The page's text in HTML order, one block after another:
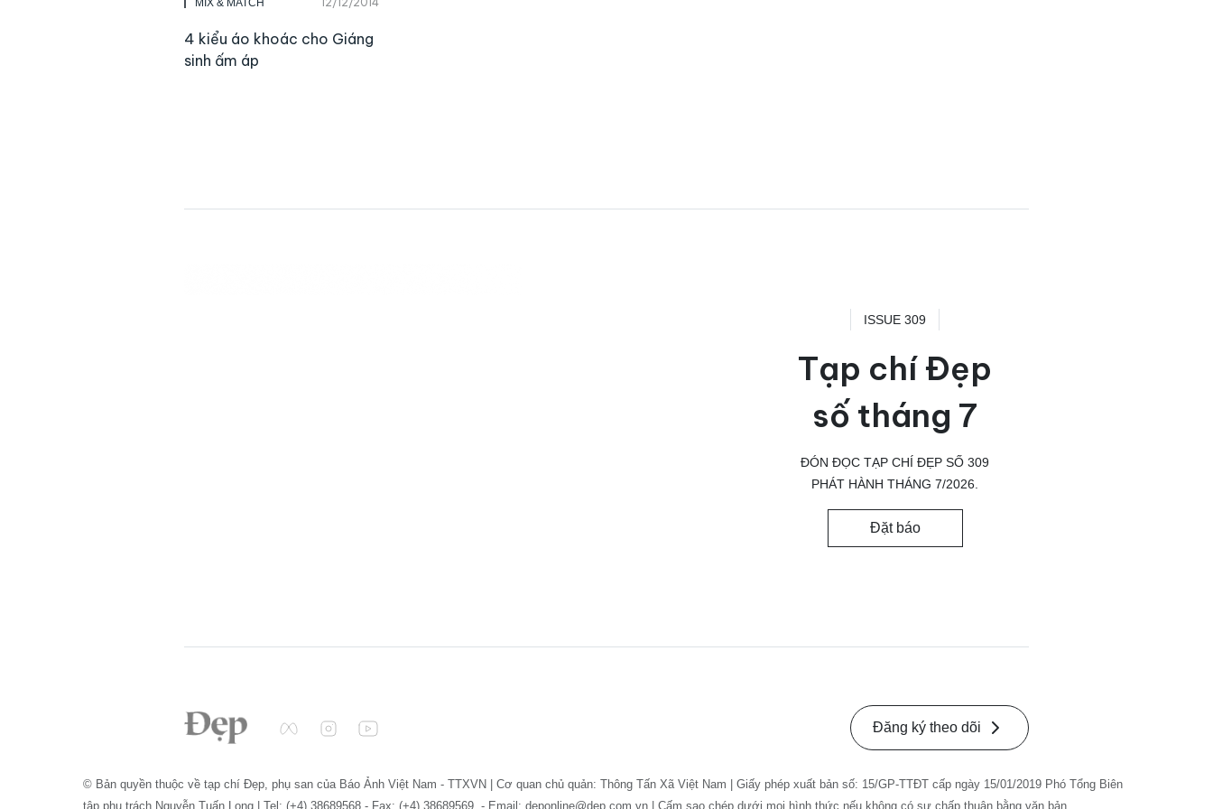
4 kiểu áo khoác cho Giáng
sinh ấm áp
ISSUE 309
Tạp chí Đẹp
số tháng 7
ĐÓN ĐỌC TẠP CHÍ ĐẸP SỐ 309
PHÁT HÀNH THÁNG 7/2026.
Đặt báo
Đăng ký theo dõi
© Bản quyền thuộc về tạp chí Đẹp, phụ san của Báo Ảnh Việt Nam - TTXVN | Cơ quan chủ quản: Thông Tấn Xã Việt Nam | Giấy phép xuất bản số: 15/GP-TTĐT cấp ngày 15/01/2019 Phó Tổng Biên
tập phụ trách Nguyễn Tuấn Long | Tel: (+4) 38689568 - Fax: (+4) 38689569. - Email: deponline@dep.com.vn | Cấm sao chép dưới mọi hình thức nếu không có sự chấp thuận bằng văn bản